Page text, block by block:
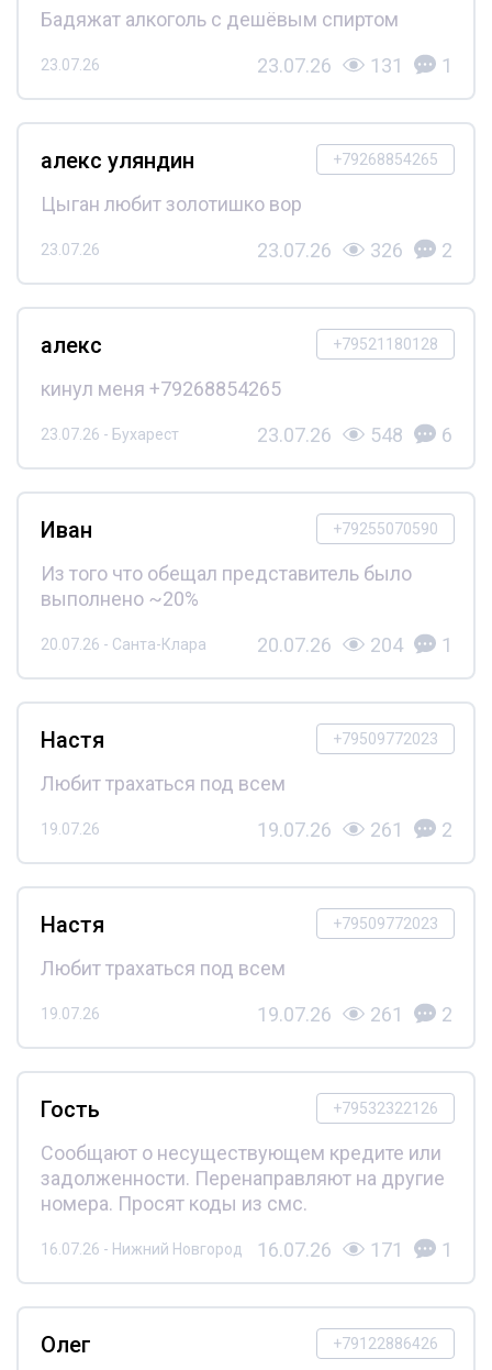
Бадяжат алкоголь с дешёвым спиртом
23.07.26 23.07.26 131 1
+79268854265
алекс уляндин
Цыган любит золотишко вор
23.07.26 23.07.26 326 2
+79521180128
алекс
кинул меня +79268854265
23.07.26 - Бухарест 23.07.26 548 6
+79255070590
Иван
Из того что обещал представитель было
выполнено ~20%
20.07.26 - Санта-Клара 20.07.26 204 1
+79509772023
Настя
Любит трахаться под всем
19.07.26 19.07.26 261 2
+79509772023
Настя
Любит трахаться под всем
19.07.26 19.07.26 261 2
+79532322126
Гость
Сообщают о несуществующем кредите или
задолженности. Перенаправляют на другие
номера. Просят коды из смс.
16.07.26 - Нижний Новгород 16.07.26 171 1
+79122886426
Олег